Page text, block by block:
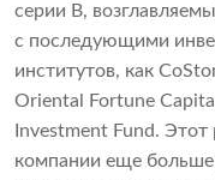
серии B,
с последующими
институтов, как
Oriental Fortune
Investment Fund.
компании еще